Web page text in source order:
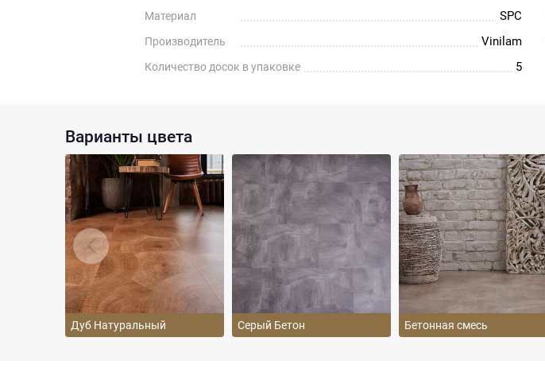
Материал SPC
Производитель Vinilam
Количество досок в упаковке 5
Варианты цвета
Дуб Натуральный Серый Бетон Бетонная смесь